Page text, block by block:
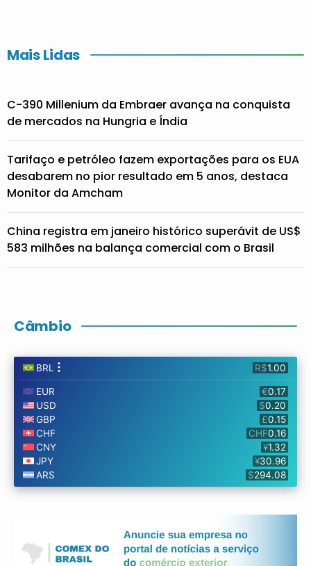
Mais Lidas
C-390 Millenium da Embraer avança na conquista
de mercados na Hungria e Índia
Tarifaço e petróleo fazem exportações para os EUA
desabarem no pior resultado em 5 anos, destaca
Monitor da Amcham
China registra em janeiro histórico superávit de US$
583 milhões na balança comercial com o Brasil
Câmbio